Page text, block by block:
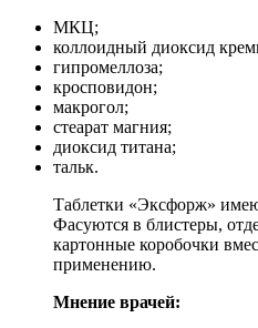
МКЦ;
коллоидный диоксид
гипромеллоза;
кросповидон;
макрогол;
стеарат магния;
диоксид титана;
тальк.
Таблетки «Эксфорж»
Фасуются в блистеры,
картонные коробочки
применению.
Мнение врачей: